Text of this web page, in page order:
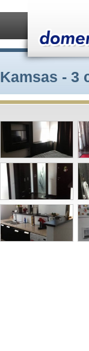
Kamsas - 3